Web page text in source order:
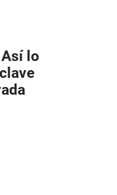
lo